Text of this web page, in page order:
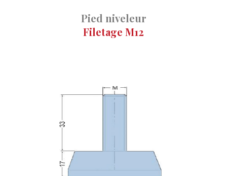
Pied niveleur
Filetage M12